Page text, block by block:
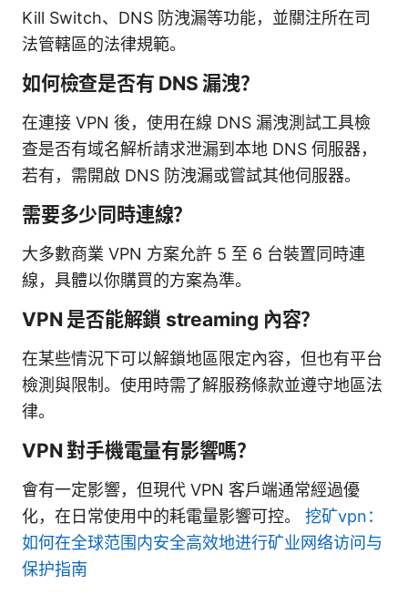
Kill Switch、DNS 防洩漏等功能，並關注所在司
法管轄區的法律規範。
如何檢查是否有 DNS 漏洩？
在連接 VPN 後，使用在線 DNS 漏洩測試工具檢
查是否有域名解析請求泄漏到本地 DNS 伺服器，
若有，需開啟 DNS 防洩漏或嘗試其他伺服器。
需要多少同時連線？
大多數商業 VPN 方案允許 5 至 6 台裝置同時連
線，具體以你購買的方案為準。
VPN 是否能解鎖 streaming 內容？
在某些情況下可以解鎖地區限定內容，但也有平台
檢測與限制。使用時需了解服務條款並遵守地區法
律。
VPN 對手機電量有影響嗎？
會有一定影響，但現代 VPN 客戶端通常經過優
化，在日常使用中的耗電量影響可控。 挖矿vpn：
如何在全球范围内安全高效地进行矿业网络访问与
保护指南